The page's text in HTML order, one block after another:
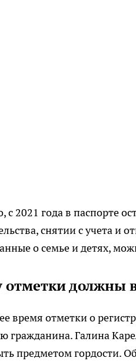
с 2021 года в паспорте
снятии с учета и
о семье и детях,
должны
время отметки о
гражданина. Галина
предметом гордости.